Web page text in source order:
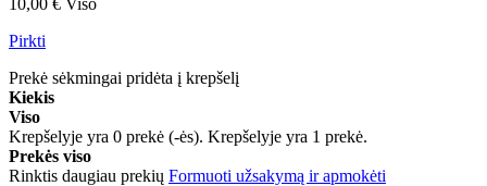
10,00 € Viso
Pirkti
Prekė sėkmingai pridėta į krepšelį
Kiekis
Viso
Krepšelyje yra 0 prekė (-ės). Krepšelyje yra 1 prekė.
Prekės viso
Rinktis daugiau prekių Formuoti užsakymą ir apmokėti